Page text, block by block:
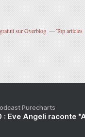
sur Overblog Top articles
Purecharts
: Eve Angeli raconte